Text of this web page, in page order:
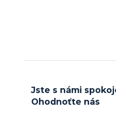
Jste s námi
Ohodnoťte nás